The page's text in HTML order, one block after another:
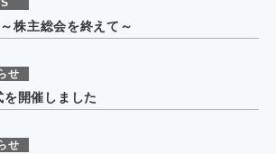
株主総会を終えて～
せ
開催しました
せ